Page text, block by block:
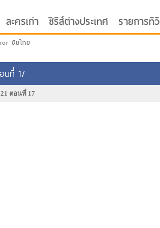
ละครเก่า ซีรีส์ต่างประเทศ รายการทีวี
ซับไทย
นที่ 17
ตอนที่ 17